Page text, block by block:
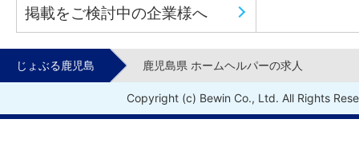
掲載をご検討中の企業様へ
じょぶる鹿児島 鹿児島県 ホームヘルパーの求人
Copyright (c) Bewin Co., Ltd. All Rights